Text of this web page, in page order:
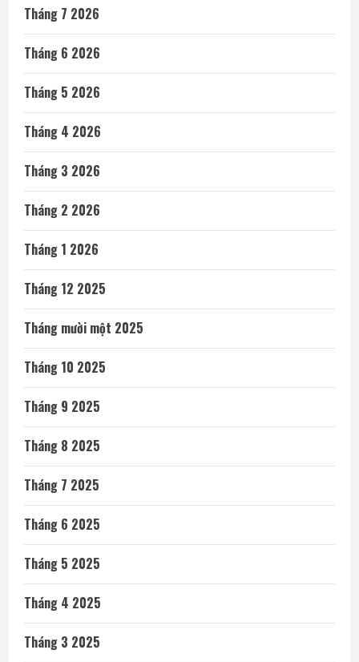
Tháng 7 2026
Tháng 6 2026
Tháng 5 2026
Tháng 4 2026
Tháng 3 2026
Tháng 2 2026
Tháng 1 2026
Tháng 12 2025
Tháng mười một 2025
Tháng 10 2025
Tháng 9 2025
Tháng 8 2025
Tháng 7 2025
Tháng 6 2025
Tháng 5 2025
Tháng 4 2025
Tháng 3 2025